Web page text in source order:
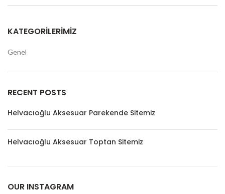
KATEGORILERIMIZ
Genel
RECENT POSTS
Helvacıoğlu Aksesuar Parekende Sitemiz
Helvacıoğlu Aksesuar Toptan Sitemiz
OUR INSTAGRAM